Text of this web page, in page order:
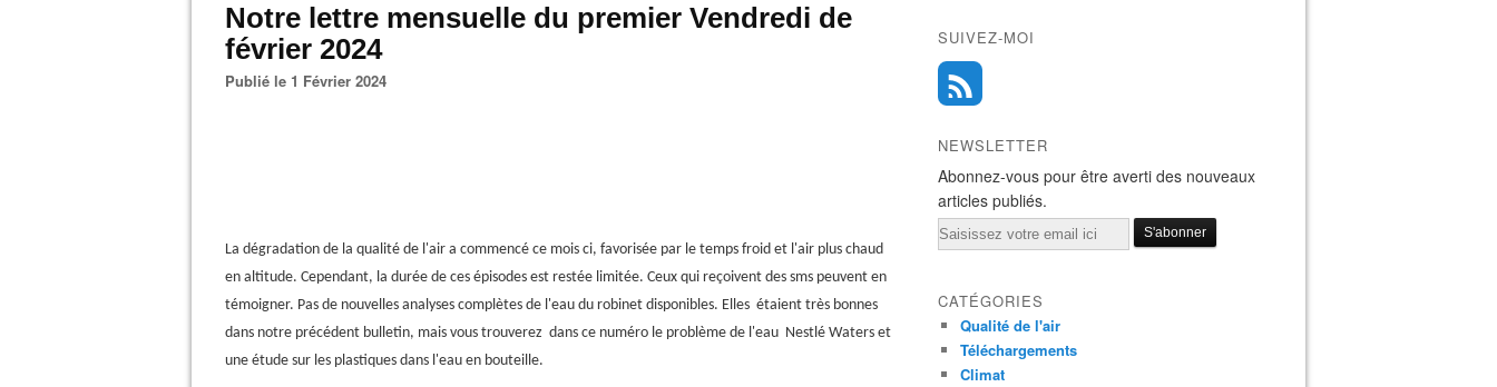
Notre lettre mensuelle du premier Vendredi de
février 2024
Publié le 1 Février 2024
La dégradation de la qualité de l'air a commencé ce mois ci, favorisée par le temps froid et l'air plus chaud
en altitude. Cependant, la durée de ces épisodes est restée limitée. Ceux qui reçoivent des sms peuvent en
témoigner. Pas de nouvelles analyses complètes de l'eau du robinet disponibles. Elles étaient très bonnes
dans notre précédent bulletin, mais vous trouverez dans ce numéro le problème de l'eau Nestlé Waters et
une étude sur les plastiques dans l'eau en bouteille.
SUIVEZ-MOI
NEWSLETTER
Abonnez-vous pour être averti des nouveaux
articles publiés.
Email
CATÉGORIES
Qualité de l'air
Téléchargements
Climat